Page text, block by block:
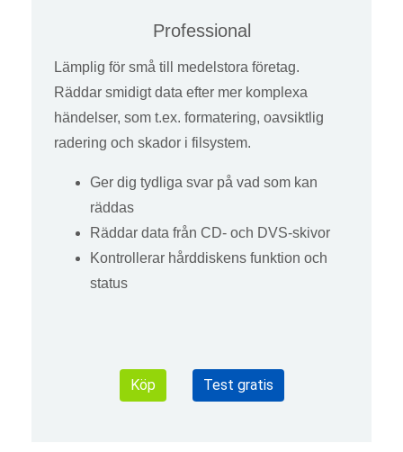
Professional
Lämplig för små till medelstora företag.
Räddar smidigt data efter mer komplexa
händelser, som t.ex. formatering, oavsiktlig
radering och skador i filsystem.
Ger dig tydliga svar på vad som kan
räddas
Räddar data från CD- och DVS-skivor
Kontrollerar hårddiskens funktion och
status
Köp Test gratis